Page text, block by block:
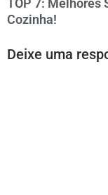
TOP 7: Melhores
Cozinha!
Deixe uma